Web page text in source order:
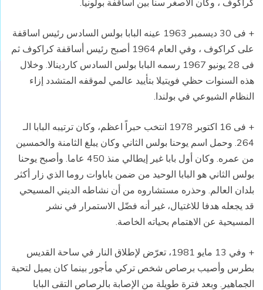
+ فى 30 ديسمبر 1963 عينه البابا بولس السادس رئيس اساقفة
على كراكوف ، وفي العام 1964 أصبح رئيس أساقفة كراكوف ثم
فى 28 يونيو 1967 رسمه البابا بولس السادس كاردينالا. وخلال
هذه السنوات حظي فويتيلا بتأييد عالمي لموقفه المتشدد إزاء
النظام الشيوعي في بولندا.
+ فى 16 اكتوبر 1978 انتخب حبراً اعظم، وكان ترتيبه البابا الـ
264. وحمل اسم يوحنا بولس الثاني وكان يبلغ الثامنة والخمسين
من عمره. وكان أول بابا غير إيطالي منذ 450 عاما. وأصبح يوحنا
بولس الثاني هو البابا الوحيد من ضمن باباوات روما الذي زار أكثر
بلدان العالم. وحذره مستشاروه من أن نشاطه الديني المسيحي
قد يجعله هدفا للاغتيال، غير أنه فضّل الاستمرار في نشر
المسيحية عن الاهتمام بحياته الخاصة.
+ وفي 13 مايو 1981، تعرّض لإطلاق النار في ساحة القديس
بطرس وأصيب برصاص شخص تركي مأجور بينما كان يميل لتحية
الجماهير. وبعد فترة طويلة من الإصابة بالرصاص التقى البابا